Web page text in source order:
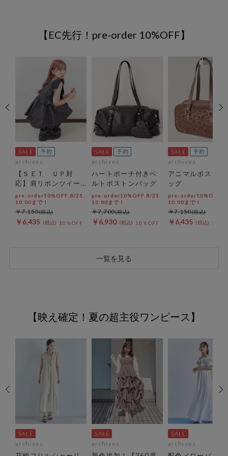
【EC先行！pre-order 10%OFF】
archives
【ＳＥＴ ＵＰ対
応】肩リボンツイー
ドペプラムビスチェ
pre-order10%OFF 8/21
10:00まで！
￥6,435 10％OFF
￥7,150
archives
ハートポーチ付きベ
ルトボストンバッグ
pre-order10%OFF 8/21
10:00まで！
￥6,930 10％OFF
￥7,700
archives
アニマルボストン
ッグ
pre-order10%OFF
10:00まで！
￥6,435 10％
￥7,150
一覧を見る
【映え確定！夏の超主役ワンピース】
archives archives archives